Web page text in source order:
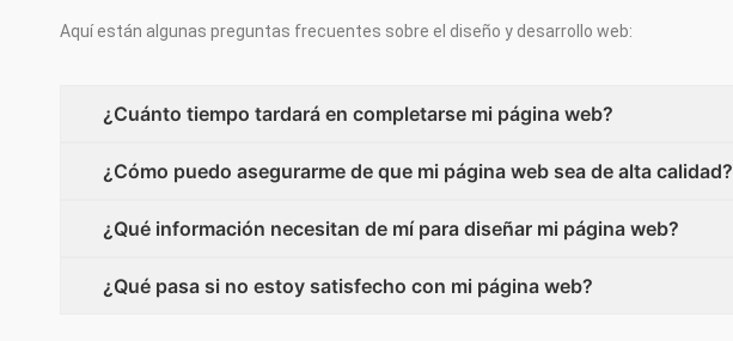
Aquí están algunas preguntas frecuentes sobre el diseño y desarrollo web:
¿Cuánto tiempo tardará en completarse mi página web?
¿Cómo puedo asegurarme de que mi página web sea de alta calidad?
¿Qué información necesitan de mí para diseñar mi página web?
¿Qué pasa si no estoy satisfecho con mi página web?